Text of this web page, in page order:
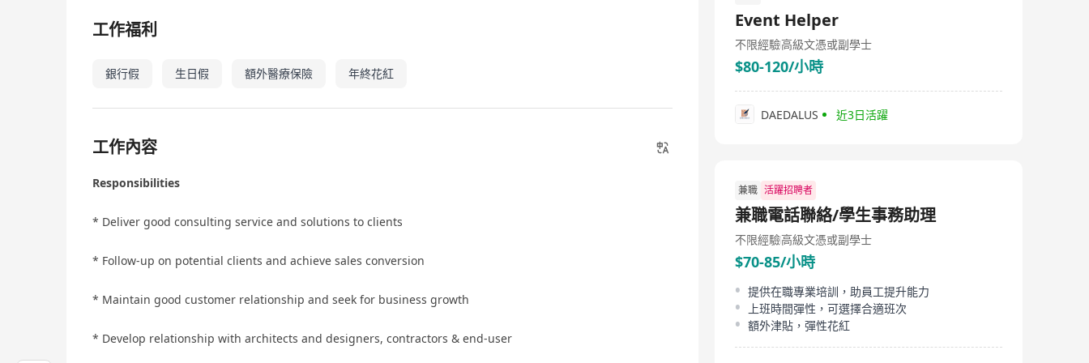
工作福利
銀行假 生日假 額外醫療保險 年終花紅
工作內容
Responsibilities
* Deliver good consulting service and solutions to clients
* Follow-up on potential clients and achieve sales conversion
* Maintain good customer relationship and seek for business growth
* Develop relationship with architects and designers, contractors & end-user
superior product quality from global premium brands,
outstanding technical consultancy services, and
professional installation services.
Event Helper
不限經驗高級文憑或副學士
$80-120/小時
DAEDALUS 近3日活躍
兼職 活躍招聘者
兼職電話聯絡/學生事務助理
不限經驗高級文憑或副學士
$70-85/小時
提供在職專業培訓，助員工提升能力
上班時間彈性，可選擇合適班次
額外津貼，彈性花紅